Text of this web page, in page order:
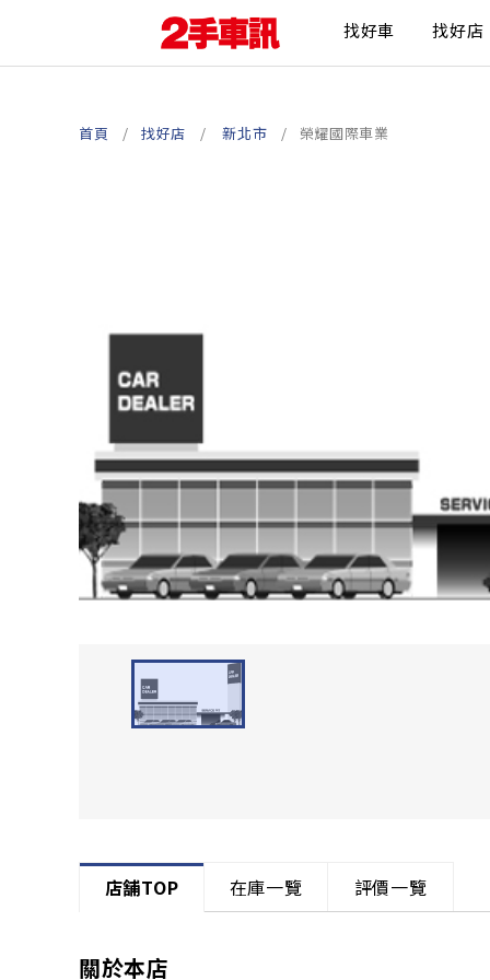
找好車 找好店
首頁 找好店 新北市 榮耀國際車業
店舗TOP 在庫一覽 評價一覽
關於本店